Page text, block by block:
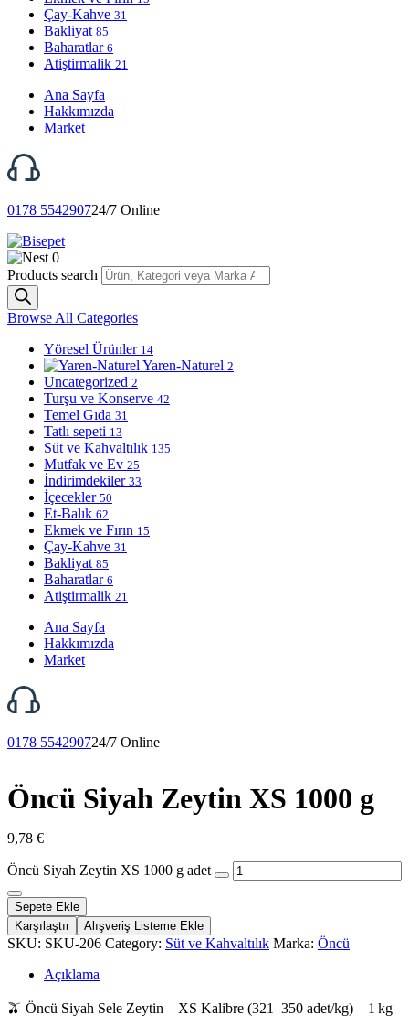
Çay-Kahve 31
Bakliyat 85
Baharatlar 6
Atiştirmalik 21
Ana Sayfa
Hakkımızda
Market
0178 554290724/7 Online
0
Products search
Browse All Categories
Yöresel Ürünler 14
Yaren-Naturel 2
Uncategorized 2
Turşu ve Konserve 42
Temel Gıda 31
Tatlı sepeti 13
Süt ve Kahvaltılık 135
Mutfak ve Ev 25
İndirimdekiler 33
İçecekler 50
Et-Balık 62
Ekmek ve Fırın 15
Çay-Kahve 31
Bakliyat 85
Baharatlar 6
Atiştirmalik 21
Ana Sayfa
Hakkımızda
Market
0178 554290724/7 Online
Öncü Siyah Zeytin XS 1000 g
9,78 €
Öncü Siyah Zeytin XS 1000 g adet
Sepete Ekle
Karşılaştır
Alışveriş Listeme Ekle
SKU: SKU-206 Category: Süt ve Kahvaltılık Marka: Öncü
Açıklama
🫒 Öncü Siyah Sele Zeytin – XS Kalibre (321–350 adet/kg) – 1 kg